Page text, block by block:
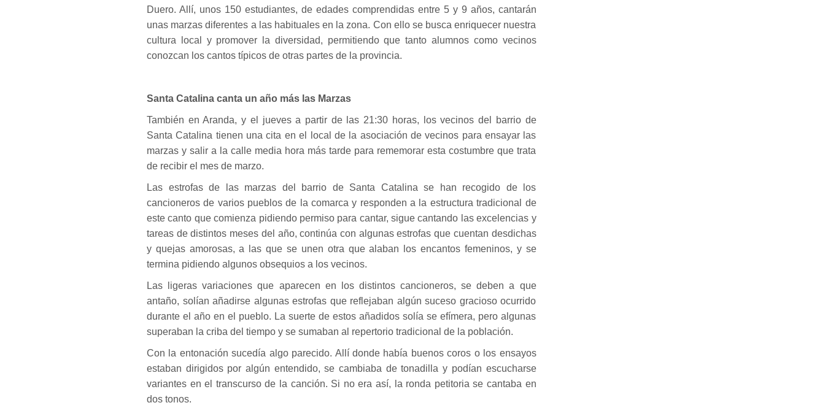
Duero. Allí, unos 150 estudiantes, de edades comprendidas entre 5 y 9 años, cantarán
unas marzas diferentes a las habituales en la zona. Con ello se busca enriquecer nuestra
cultura local y promover la diversidad, permitiendo que tanto alumnos como vecinos
conozcan los cantos típicos de otras partes de la provincia.
Santa Catalina canta un año más las Marzas
También en Aranda, y el jueves a partir de las 21:30 horas, los vecinos del barrio de
Santa Catalina tienen una cita en el local de la asociación de vecinos para ensayar las
marzas y salir a la calle media hora más tarde para rememorar esta costumbre que trata
de recibir el mes de marzo.
Las estrofas de las marzas del barrio de Santa Catalina se han recogido de los
cancioneros de varios pueblos de la comarca y responden a la estructura tradicional de
este canto que comienza pidiendo permiso para cantar, sigue cantando las excelencias y
tareas de distintos meses del año, continúa con algunas estrofas que cuentan desdichas
y quejas amorosas, a las que se unen otra que alaban los encantos femeninos, y se
termina pidiendo algunos obsequios a los vecinos.
Las ligeras variaciones que aparecen en los distintos cancioneros, se deben a que
antaño, solían añadirse algunas estrofas que reflejaban algún suceso gracioso ocurrido
durante el año en el pueblo. La suerte de estos añadidos solía se efímera, pero algunas
superaban la criba del tiempo y se sumaban al repertorio tradicional de la población.
Con la entonación sucedía algo parecido. Allí donde había buenos coros o los ensayos
estaban dirigidos por algún entendido, se cambiaba de tonadilla y podían escucharse
variantes en el transcurso de la canción. Si no era así, la ronda petitoria se cantaba en
dos tonos.